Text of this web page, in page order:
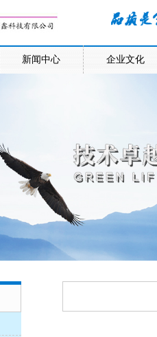
新闻中心 企业文化